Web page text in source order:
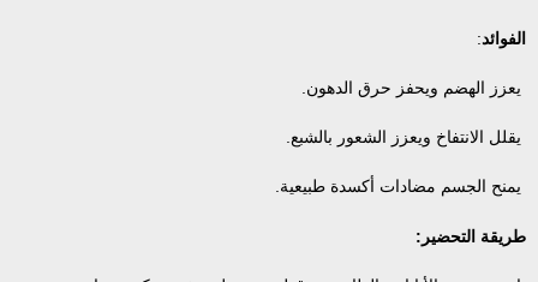
الفوائد:
يعزز الهضم ويحفز حرق الدهون.
يقلل الانتفاخ ويعزز الشعور بالشبع.
يمنح الجسم مضادات أكسدة طبيعية.
طريقة التحضير: